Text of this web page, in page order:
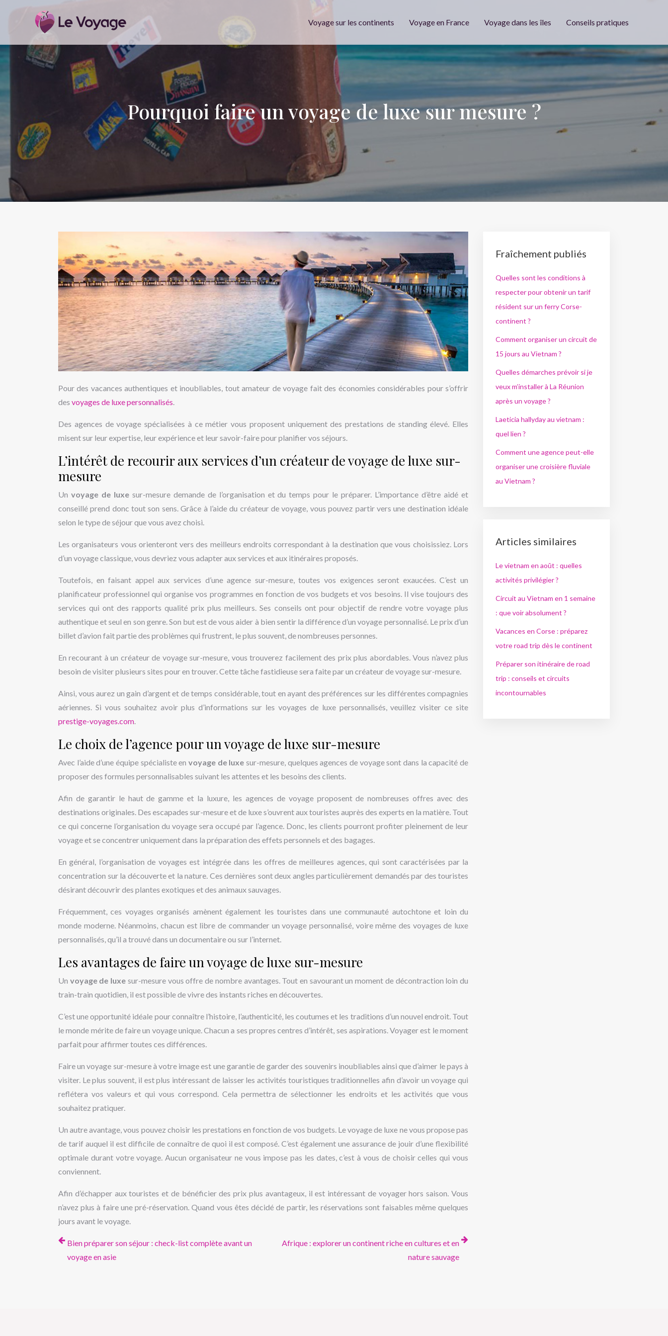
Voyage sur les continents Voyage en France Voyage dans les îles Conseils pratiques
Pourquoi faire un voyage de luxe sur mesure ?
Pour des vacances authentiques et inoubliables, tout amateur de voyage fait des économies considérables pour s’offrir
des voyages de luxe personnalisés.
Des agences de voyage spécialisées à ce métier vous proposent uniquement des prestations de standing élevé. Elles
misent sur leur expertise, leur expérience et leur savoir-faire pour planifier vos séjours.
L’intérêt de recourir aux services d’un créateur de voyage de luxe sur-
mesure
Un voyage de luxesur-mesure demande de l’organisation et du temps pour le préparer. L’importance d’être aidé et
conseillé prend donc tout son sens. Grâce à l’aide du créateur de voyage, vous pouvez partir vers une destination idéale
selon le type de séjour que vous avez choisi.
Les organisateurs vous orienteront vers des meilleurs endroits correspondant à la destination que vous choisissiez. Lors
d’un voyage classique, vous devriez vous adapter aux services et aux itinéraires proposés.
Toutefois, en faisant appel aux services d’une agence sur-mesure, toutes vos exigences seront exaucées. C’est un
planificateur professionnel qui organise vos programmes en fonction de vos budgets et vos besoins. Il vise toujours des
services qui ont des rapports qualité prix plus meilleurs. Ses conseils ont pour objectif de rendre votre voyage plus
authentique et seul en son genre. Son but est de vous aider à bien sentir la différence d’un voyage personnalisé. Le prix d’un
billet d’avion fait partie des problèmes qui frustrent, le plus souvent, de nombreuses personnes.
En recourant à un créateur de voyage sur-mesure, vous trouverez facilement des prix plus abordables. Vous n’avez plus
besoin de visiter plusieurs sites pour en trouver. Cette tâche fastidieuse sera faite par un créateur de voyage sur-mesure.
Ainsi, vous aurez un gain d’argent et de temps considérable, tout en ayant des préférences sur les différentes compagnies
aériennes. Si vous souhaitez avoir plus d’informations sur les voyages de luxe personnalisés, veuillez visiter ce site
prestige-voyages.com.
Le choix de l’agence pour un voyage de luxe sur-mesure
Avec l’aide d’une équipe spécialiste en voyage de luxe sur-mesure, quelques agences de voyage sont dans la capacité de
proposer des formules personnalisables suivant les attentes et les besoins des clients.
Afin de garantir le haut de gamme et la luxure, les agences de voyage proposent de nombreuses offres avec des
destinations originales. Des escapades sur-mesure et de luxe s’ouvrent aux touristes auprès des experts en la matière. Tout
ce qui concerne l’organisation du voyage sera occupé par l’agence. Donc, les clients pourront profiter pleinement de leur
voyage et se concentrer uniquement dans la préparation des effets personnels et des bagages.
En général, l’organisation de voyages est intégrée dans les offres de meilleures agences, qui sont caractérisées par la
concentration sur la découverte et la nature. Ces dernières sont deux angles particulièrement demandés par des touristes
désirant découvrir des plantes exotiques et des animaux sauvages.
Fréquemment, ces voyages organisés amènent également les touristes dans une communauté autochtone et loin du
monde moderne. Néanmoins, chacun est libre de commander un voyage personnalisé, voire même des voyages de luxe
personnalisés, qu’il a trouvé dans un documentaire ou sur l’internet.
Les avantages de faire un voyage de luxe sur-mesure
Un voyage de luxe sur-mesure vous offre de nombre avantages. Tout en savourant un moment de décontraction loin du
train-train quotidien, il est possible de vivre des instants riches en découvertes.
C’est une opportunité idéale pour connaître l’histoire, l’authenticité, les coutumes et les traditions d’un nouvel endroit. Tout
le monde mérite de faire un voyage unique. Chacun a ses propres centres d’intérêt, ses aspirations. Voyager est le moment
parfait pour affirmer toutes ces différences.
Faire un voyage sur-mesure à votre image est une garantie de garder des souvenirs inoubliables ainsi que d’aimer le pays à
visiter. Le plus souvent, il est plus intéressant de laisser les activités touristiques traditionnelles afin d’avoir un voyage qui
reflétera vos valeurs et qui vous correspond. Cela permettra de sélectionner les endroits et les activités que vous
souhaitez pratiquer.
Un autre avantage, vous pouvez choisir les prestations en fonction de vos budgets. Le voyage de luxe ne vous propose pas
de tarif auquel il est difficile de connaître de quoi il est composé. C’est également une assurance de jouir d’une flexibilité
optimale durant votre voyage. Aucun organisateur ne vous impose pas les dates, c’est à vous de choisir celles qui vous
conviennent.
Afin d’échapper aux touristes et de bénéficier des prix plus avantageux, il est intéressant de voyager hors saison. Vous
n’avez plus à faire une pré-réservation. Quand vous êtes décidé de partir, les réservations sont faisables même quelques
jours avant le voyage.
Bien préparer son séjour : check-list complète avant un
voyage en asie
Afrique : explorer un continent riche en cultures et en
nature sauvage
Fraîchement publiés
Quelles sont les conditions à
respecter pour obtenir un tarif
résident sur un ferry Corse-
continent ?
Comment organiser un circuit de
15 jours au Vietnam ?
Quelles démarches prévoir si je
veux m’installer à La Réunion
après un voyage ?
Laeticia hallyday au vietnam :
quel lien ?
Comment une agence peut-elle
organiser une croisière fluviale
au Vietnam ?
Articles similaires
Le vietnam en août : quelles
activités privilégier ?
Circuit au Vietnam en 1 semaine
: que voir absolument ?
Vacances en Corse : préparez
votre road trip dès le continent
Préparer son itinéraire de road
trip : conseils et circuits
incontournables